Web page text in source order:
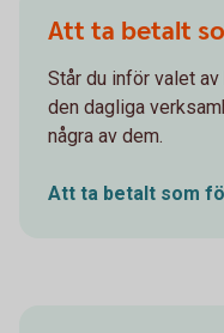
Att ta betalt
Står du inför valet
den dagliga
några av dem.
Att ta betalt som